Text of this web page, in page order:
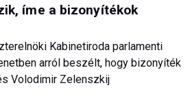
íme a bizonyítékok
Kabinetiroda parlamenti
arról beszélt, hogy bizonyíték
Volodimir Zelenszkij